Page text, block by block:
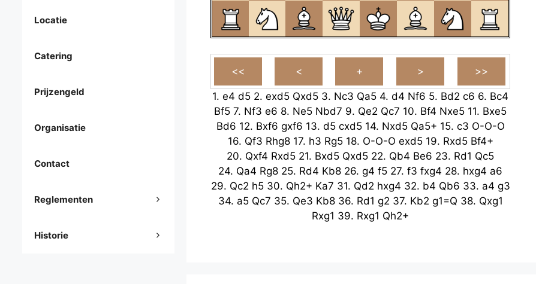
1. e4 d5 2. exd5 Qxd5 3. Nc3 Qa5 4. d4 Nf6 5. Bd2 c6 6. Bc4
Bf5 7. Nf3 e6 8. Ne5 Nbd7 9. Qe2 Qc7 10. Bf4 Nxe5 11. Bxe5
Bd6 12. Bxf6 gxf6 13. d5 cxd5 14. Nxd5 Qa5+ 15. c3 O-O-O
16. Qf3 Rhg8 17. h3 Rg5 18. O-O-O exd5 19. Rxd5 Bf4+
20. Qxf4 Rxd5 21. Bxd5 Qxd5 22. Qb4 Be6 23. Rd1 Qc5
24. Qa4 Rg8 25. Rd4 Kb8 26. g4 f5 27. f3 fxg4 28. hxg4 a6
29. Qc2 h5 30. Qh2+ Ka7 31. Qd2 hxg4 32. b4 Qb6 33. a4 g3
34. a5 Qc7 35. Qe3 Kb8 36. Rd1 g2 37. Kb2 g1=Q 38. Qxg1
Rxg1 39. Rxg1 Qh2+
Locatie
Catering
Prijzengeld
Organisatie
Contact
Reglementen
Historie